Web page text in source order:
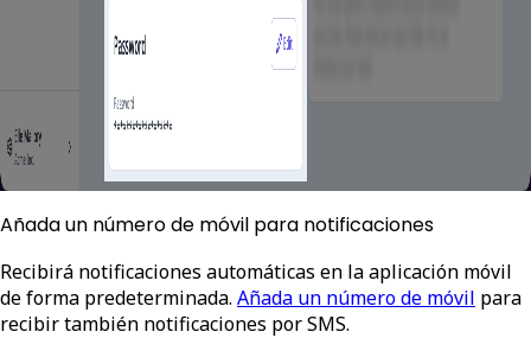
Añada un número de móvil para notificaciones
Recibirá notificaciones automáticas en la aplicación móvil
de forma predeterminada. Añada un número de móvil para
recibir también notificaciones por SMS.